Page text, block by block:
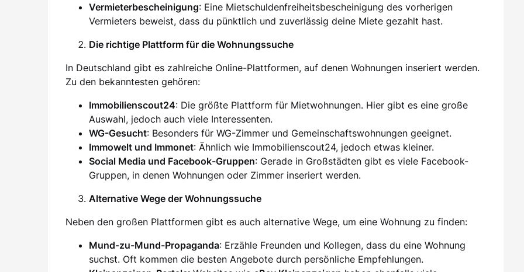
Vermieterbescheinigung: Eine Mietschuldenfreiheitsbescheinigung des vorherigen
Vermieters beweist, dass du pünktlich und zuverlässig deine Miete gezahlt hast.
Die richtige Plattform für die Wohnungssuche
In Deutschland gibt es zahlreiche Online-Plattformen, auf denen Wohnungen inseriert werden.
Zu den bekanntesten gehören:
Immobilienscout24: Die größte Plattform für Mietwohnungen. Hier gibt es eine große
Auswahl, jedoch auch viele Interessenten.
WG-Gesucht: Besonders für WG-Zimmer und Gemeinschaftswohnungen geeignet.
Immowelt und Immonet: Ähnlich wie Immobilienscout24, jedoch etwas kleiner.
Social Media und Facebook-Gruppen: Gerade in Großstädten gibt es viele Facebook-
Gruppen, in denen Wohnungen oder Zimmer inseriert werden.
Alternative Wege der Wohnungssuche
Neben den großen Plattformen gibt es auch alternative Wege, um eine Wohnung zu finden:
Mund-zu-Mund-Propaganda: Erzähle Freunden und Kollegen, dass du eine Wohnung
suchst. Oft kommen die besten Angebote durch persönliche Empfehlungen.